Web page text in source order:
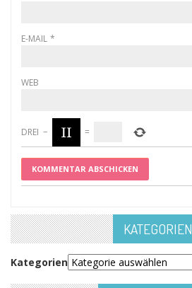
E-MAIL *
WEB
DREI − =
KATEGORIEN
Kategorien